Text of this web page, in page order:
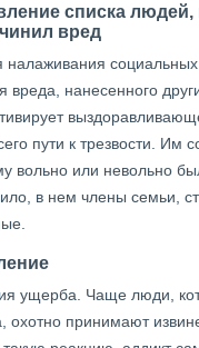
списка
вред
налаживания
вреда, нанесенного
пути к трезвости. Им
вольно или невольно
в нем члены семьи,
ущерба. Чаще люди,
охотно принимают